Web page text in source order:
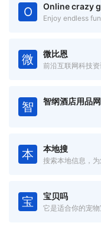
O
微 微比恩
智 智纲酒店用品网
本 本地搜
宝 宝贝吗